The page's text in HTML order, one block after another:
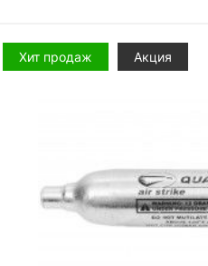
Хит продаж Акция